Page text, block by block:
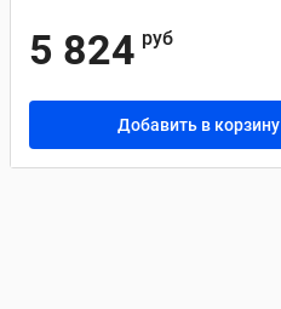
5 824 руб
Добавить в корзину